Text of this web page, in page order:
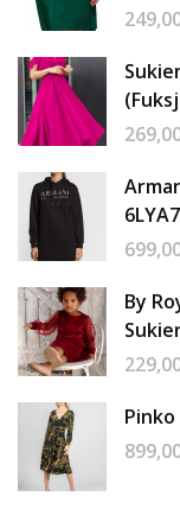
By